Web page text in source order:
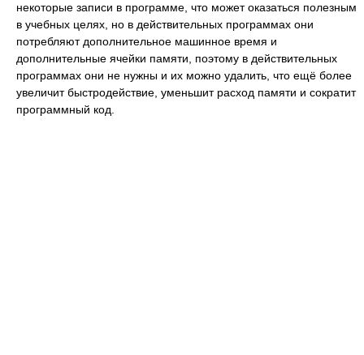
некоторые записи в программе, что может оказаться полезным
в учебных целях, но в действительных программах они
потребляют дополнительное машинное время и
дополнительные ячейки памяти, поэтому в действительных
программах они не нужны и их можно удалить, что ещё более
увеличит быстродействие, уменьшит расход памяти и сократит
программный код.